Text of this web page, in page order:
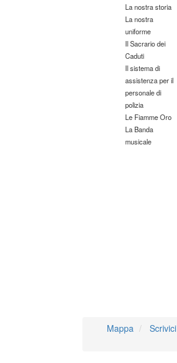
La nostra storia
La nostra
uniforme
Il Sacrario dei
Caduti
Il sistema di
assistenza per il
personale di
polizia
Le Fiamme Oro
La Banda
musicale
Mappa Scrivici